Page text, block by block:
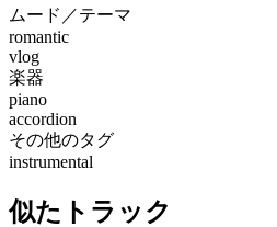
ムード／テーマ
romantic
vlog
楽器
piano
accordion
その他のタグ
instrumental
似たトラック